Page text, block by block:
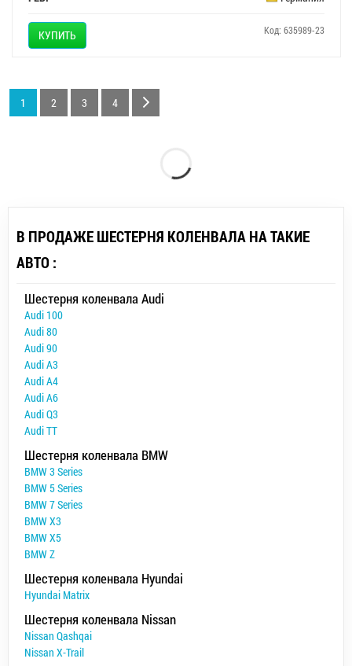
КУПИТЬ Код: 635989-23
1 2 3 4
В ПРОДАЖЕ ШЕСТЕРНЯ КОЛЕНВАЛА НА ТАКИЕ
АВТО :
Шестерня коленвала Audi
Audi 100
Audi 80
Audi 90
Audi A3
Audi A4
Audi A6
Audi Q3
Audi TT
Шестерня коленвала BMW
BMW 3 Series
BMW 5 Series
BMW 7 Series
BMW X3
BMW X5
BMW Z
Шестерня коленвала Hyundai
Hyundai Matrix
Шестерня коленвала Nissan
Nissan Qashqai
Nissan X-Trail